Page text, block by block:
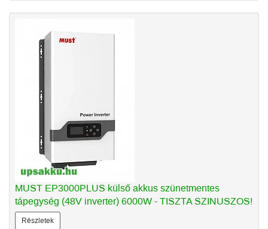
MUST EP3000PLUS külső akkus szünetmentes
tápegység (48V inverter) 6000W - TISZTA SZINUSZOS!
Részletek